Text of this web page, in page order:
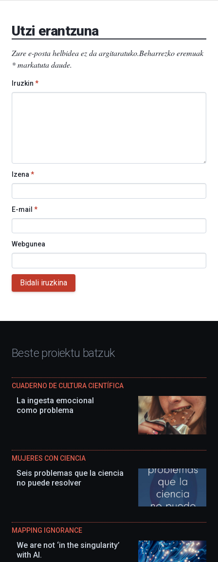
Utzi erantzuna
Zure e-posta helbidea ez da argitaratuko.Beharrezko eremuak
*markatuta daude.
Iruzkin *
Izena*
E-mail *
Webgunea
Bidali iruzkina
Beste proiektu batzuk
CUADERNO DE CULTURA CIENTÍFICA
La ingesta emocional
como problema
MUJERES CON CIENCIA
Seis problemas que la ciencia
no puede resolver
MAPPING IGNORANCE
We are not ‘in the singularity’
with AI.